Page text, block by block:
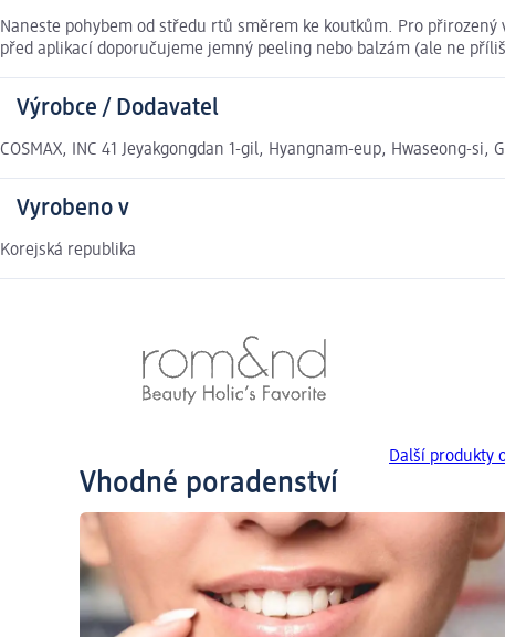
Naneste pohybem od středu rtů směrem ke koutkům. Pro
před aplikací doporučujeme jemný peeling nebo balzám (ale ne
Výrobce / Dodavatel
COSMAX, INC 41 Jeyakgongdan 1-gil, Hyangnam-eup, Hwaseong-
Vyrobeno v
Korejská republika
Další produkty
Vhodné poradenství